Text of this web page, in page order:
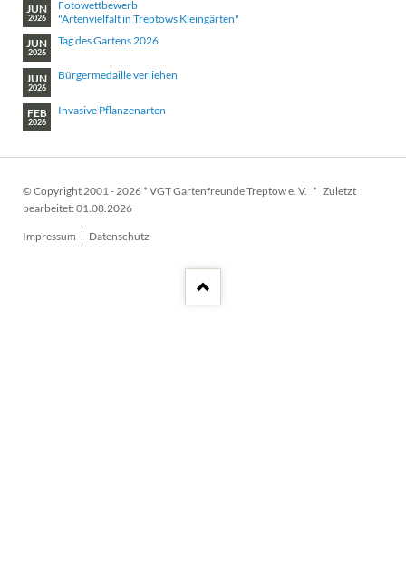
JUN
2026
Fotowettbewerb
"Artenvielfalt in Treptows Kleingärten"
JUN
2026
Tag des Gartens 2026
JUN
2026
Bürgermedaille verliehen
FEB
2026
Invasive Pflanzenarten
© Copyright 2001 - 2026 * VGT Gartenfreunde Treptow e. V. * Zuletzt
bearbeitet: 01.08.2026
Navigation
Impressum Datenschutz